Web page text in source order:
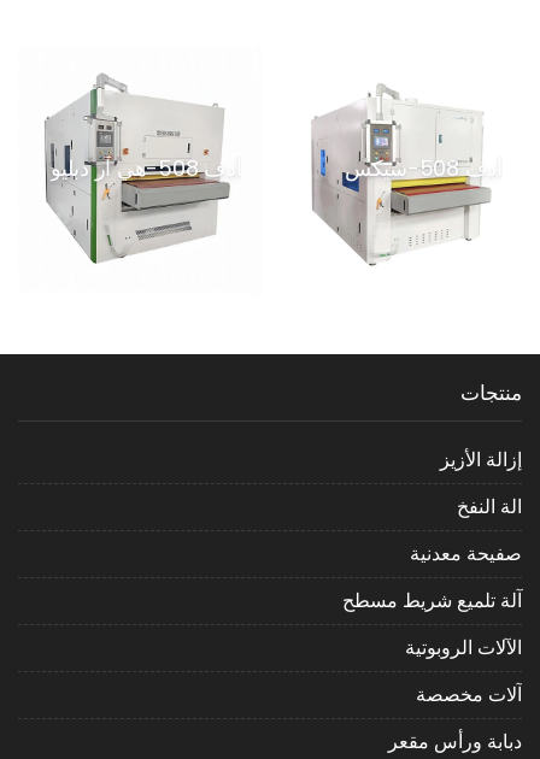
أدف 508-سيكس أدف 508-هي آر دبليو
منتجات
إزالة الأزيز
الة النفخ
صفيحة معدنية
آلة تلميع شريط مسطح
الآلات الروبوتية
آلات مخصصة
دبابة ورأس مقعر